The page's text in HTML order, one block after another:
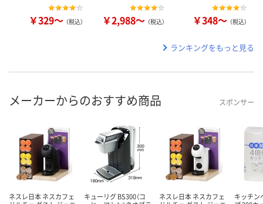
￥329～ （税込） ￥2,988～ （税込） ￥348～ （税込）
ランキングをもっと見る
メーカーからのおすすめ商品 スポンサー
ネスレ日本 ネスカフェ
キューリグ BS300（コ
ネスレ日本 ネスカフェ
キッチン